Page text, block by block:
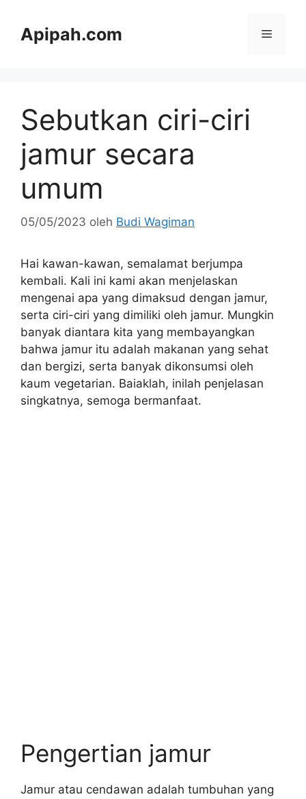
Apipah.com Menu
Sebutkan ciri-ciri
jamur secara
umum
05/05/2023 oleh Budi Wagiman
Hai kawan-kawan, semalamat berjumpa
kembali. Kali ini kami akan menjelaskan
mengenai apa yang dimaksud dengan jamur,
serta ciri-ciri yang dimiliki oleh jamur. Mungkin
banyak diantara kita yang membayangkan
bahwa jamur itu adalah makanan yang sehat
dan bergizi, serta banyak dikonsumsi oleh
kaum vegetarian. Baiaklah, inilah penjelasan
singkatnya, semoga bermanfaat.
Pengertian jamur
Jamur atau cendawan adalah tumbuhan yang